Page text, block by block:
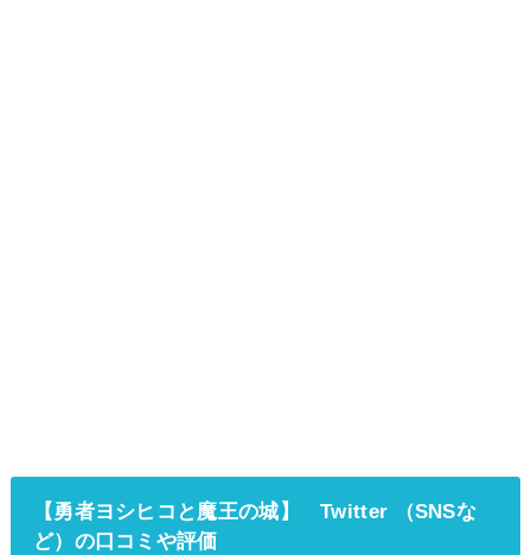
【勇者ヨシヒコと魔王の城】Twitter （SNSな
ど）の口コミや評価